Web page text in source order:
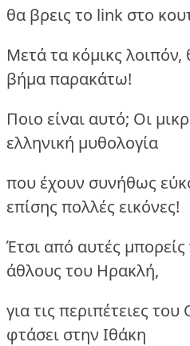
θα βρεις το link στο
Μετά τα κόμικς
βήμα παρακάτω!
Ποιο είναι αυτό; Οι
ελληνική μυθολογία
που έχουν συνήθως
επίσης πολλές εικόνες!
Έτσι από αυτές μπορείς
άθλους του Ηρακλή,
για τις περιπέτειες
φτάσει στην Ιθάκη